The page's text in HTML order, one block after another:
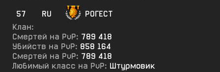
57
RU
РОГЕСТ
Клан:
Смертей на PvP: 789 418
Убийств на PvP: 858 164
Смертей на PvP: 789 418
Любимый класс на PvP: Штурмовик